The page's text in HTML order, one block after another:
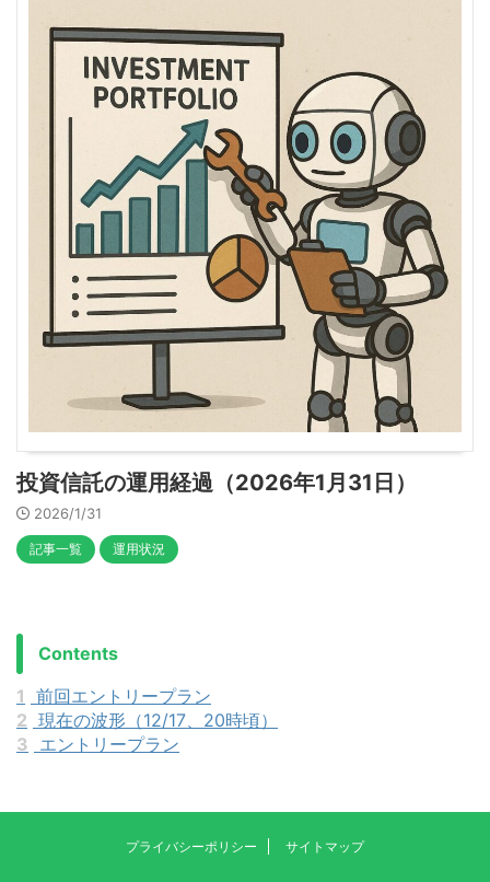
投資信託の運用経過（2026年1月31日）
2026/1/31
記事一覧 運用状況
Contents
1 前回エントリープラン
2 現在の波形（12/17、20時頃）
3 エントリープラン
プライバシーポリシー サイトマップ